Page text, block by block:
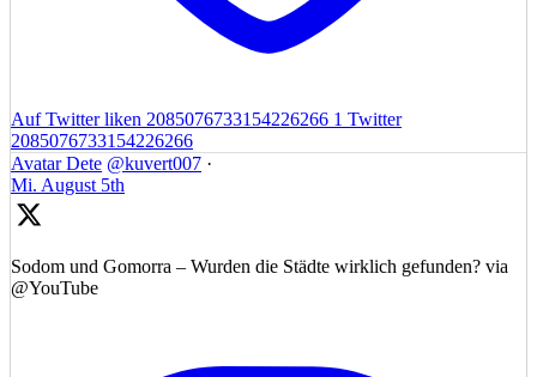
Auf Twitter liken 2085076733154226266 1 Twitter
2085076733154226266
Avatar Dete @kuvert007 ·
Mi. August 5th
Sodom und Gomorra – Wurden die Städte wirklich gefunden? via
@YouTube